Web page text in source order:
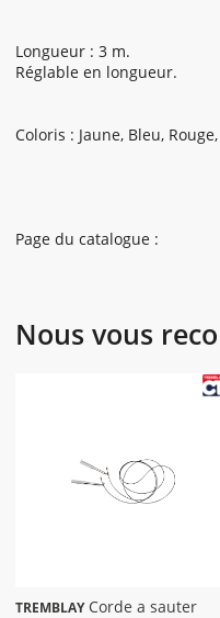
Longueur : 3 m.
Réglable en longueur.
Coloris : Jaune, Bleu,
Page du catalogue :
Nous vous
TREMBLAYCorde a sauter